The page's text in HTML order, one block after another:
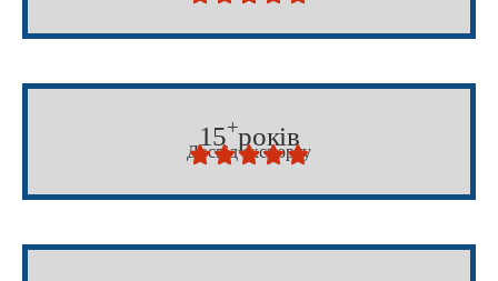
15+років
Досвід експорту
